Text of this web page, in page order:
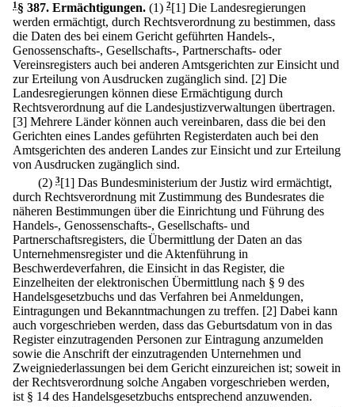
1 § 387. Ermächtigungen. (1) 2[1] Die Landesregierungen
werden ermächtigt, durch Rechtsverordnung zu bestimmen, dass
die Daten des bei einem Gericht geführten Handels-,
Genossenschafts-, Gesellschafts-, Partnerschafts- oder
Vereinsregisters auch bei anderen Amtsgerichten zur Einsicht und
zur Erteilung von Ausdrucken zugänglich sind. [2] Die
Landesregierungen können diese Ermächtigung durch
Rechtsverordnung auf die Landesjustizverwaltungen übertragen.
[3] Mehrere Länder können auch vereinbaren, dass die bei den
Gerichten eines Landes geführten Registerdaten auch bei den
Amtsgerichten des anderen Landes zur Einsicht und zur Erteilung
von Ausdrucken zugänglich sind.
(2) 3[1] Das Bundesministerium der Justiz wird ermächtigt,
durch Rechtsverordnung mit Zustimmung des Bundesrates die
näheren Bestimmungen über die Einrichtung und Führung des
Handels-, Genossenschafts-, Gesellschafts- und
Partnerschaftsregisters, die Übermittlung der Daten an das
Unternehmensregister und die Aktenführung in
Beschwerdeverfahren, die Einsicht in das Register, die
Einzelheiten der elektronischen Übermittlung nach § 9 des
Handelsgesetzbuchs und das Verfahren bei Anmeldungen,
Eintragungen und Bekanntmachungen zu treffen. [2] Dabei kann
auch vorgeschrieben werden, dass das Geburtsdatum von in das
Register einzutragenden Personen zur Eintragung anzumelden
sowie die Anschrift der einzutragenden Unternehmen und
Zweigniederlassungen bei dem Gericht einzureichen ist; soweit in
der Rechtsverordnung solche Angaben vorgeschrieben werden,
ist § 14 des Handelsgesetzbuchs entsprechend anzuwenden.